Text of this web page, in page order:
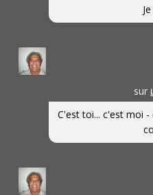
sur
C'est toi... c'est moi